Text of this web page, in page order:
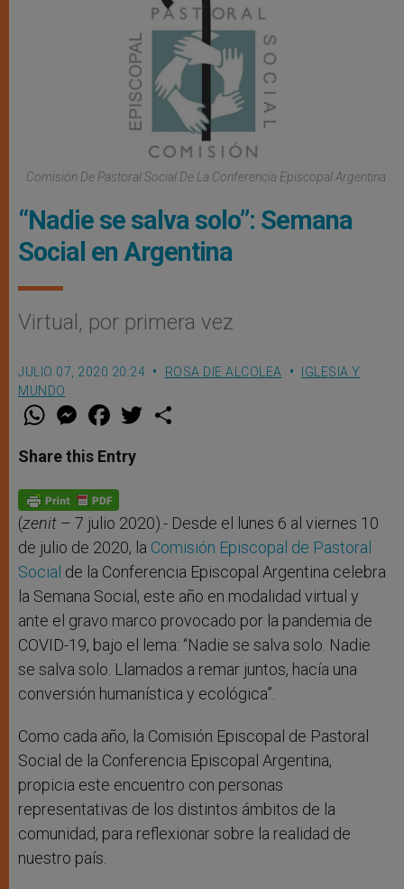
Comisión De Pastoral Social De La Conferencia Episcopal Argentina
“Nadie se salva solo”: Semana
Social en Argentina
Virtual, por primera vez
JULIO 07, 2020 20:24 ROSA DIE ALCOLEA
IGLESIA Y
MUNDO
W
t
s
p
p
M
e
s
e
g
e
r
F
a
e
b
o
k
w
Share this Entry
(zenit – 7 julio 2020).- Desde el lunes 6 al viernes 10
de julio de 2020, la Comisión Episcopal de Pastoral
Social de la Conferencia Episcopal Argentina celebra
la Semana Social, este año en modalidad virtual y
ante el gravo marco provocado por la pandemia de
COVID-19, bajo el lema: “Nadie se salva solo. Nadie
se salva solo. Llamados a remar juntos, hacía una
conversión humanística y ecológica”.
Como cada año, la Comisión Episcopal de Pastoral
Social de la Conferencia Episcopal Argentina,
propicia este encuentro con personas
representativas de los distintos ámbitos de la
comunidad, para reflexionar sobre la realidad de
nuestro país.